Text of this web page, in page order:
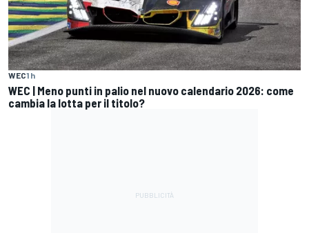
WEC1 h
WEC | Meno punti in palio nel nuovo calendario 2026: come
cambia la lotta per il titolo?